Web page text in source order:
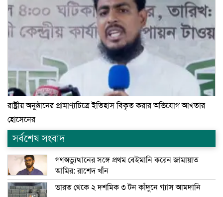
রাষ্ট্রীয় অনুষ্ঠানের প্রামাণ্যচিত্রে ইতিহাস বিকৃত করার অভিযোগ আখতার
হোসেনের
সর্বশেষ সংবাদ
গণঅভ্যুত্থানের সঙ্গে প্রথম বেইমানি করেন জামায়াত
আমির: রাশেদ খাঁন
ভারত থেকে ২ দশমিক ৩ টন কাঁদুনে গ্যাস আমদানি